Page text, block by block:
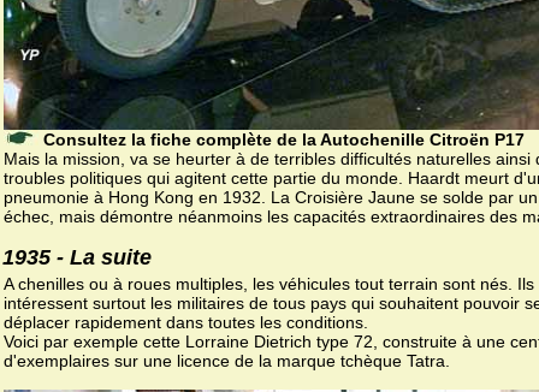
Consultez la fiche complète de la Autochenille Citroën P17
Mais la mission, va se heurter à de terribles difficultés naturelles ainsi
troubles politiques qui agitent cette partie du monde. Haardt meurt
pneumonie à Hong Kong en 1932. La Croisière Jaune se solde par
échec, mais démontre néanmoins les capacités extraordinaires des
1935 - La suite
A chenilles ou à roues multiples, les véhicules tout terrain sont nés. Ils
intéressent surtout les militaires de tous pays qui souhaitent pouvoir
déplacer rapidement dans toutes les conditions.
Voici par exemple cette Lorraine Dietrich type 72, construite à une
d'exemplaires sur une licence de la marque tchèque Tatra.